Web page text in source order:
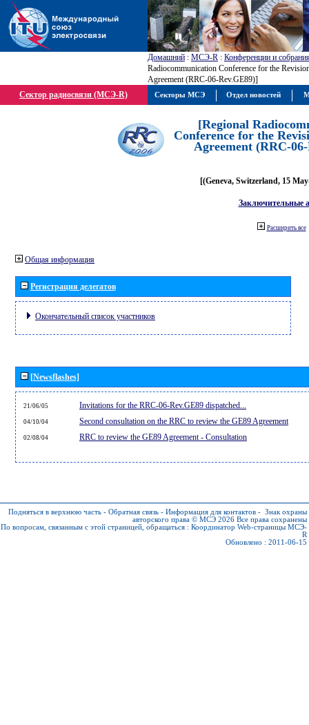
Домашний : МСЭ-R : Конференции и
Radiocommunication Conference for the
Agreement (RRC-06-Rev.GE89)]
Сектор радиосвязи (МСЭ-R)
[Regional
Conference for the
Agreement (RRC-
[(Geneva, Switzerland, 15
Заключительные
Расширить все
Общая информация
Регистрация делегатов
Окончательный список участников
[Newsflashes]
21/06/05 Invitations for the RRC-06-Rev.GE89 dispatched...
04/10/04 Second consultation on the RRC to review the GE89 Agreement
02/08/04 RRC to review the GE89 Agreement - Consultation
Подняться в верхнюю часть - Обратная связь - Информация для контактов - Знак охраны
авторского права © МСЭ 2026 Все права сохранены
По вопросам, связанным с этой страницей, обращаться : Координатор Web-страницы МСЭ-
R
Обновлено : 2011-06-15
Секторы МСЭ Отдел новостей